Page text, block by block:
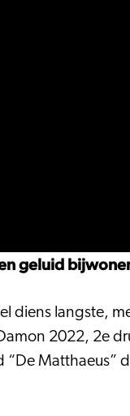
geluid
diens langste,
2022, 2e